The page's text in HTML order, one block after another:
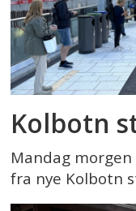
Kolbotn
Mandag
fra nye Kolbotn